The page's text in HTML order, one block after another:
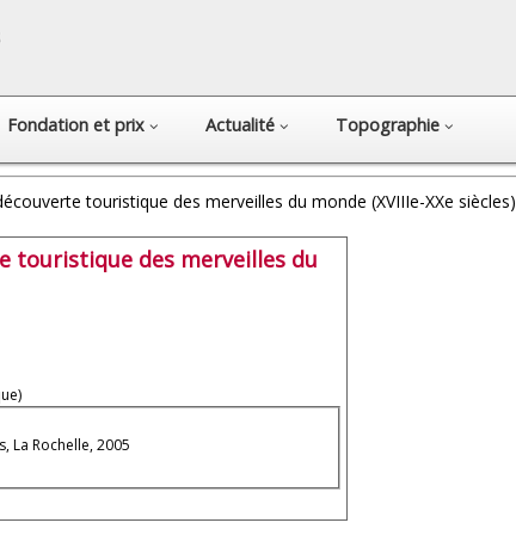
Fondation et prix Actualité Topographie
touristique des merveilles du monde (XVIIIe-XXe siècles)
touristique des merveilles du
La Rochelle, 2005